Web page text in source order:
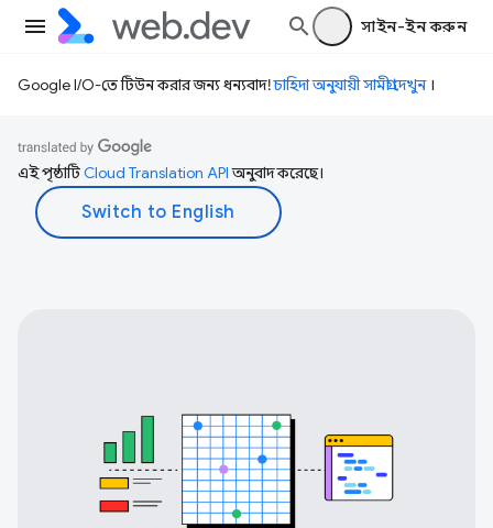
সাইন-ইন করুন
Google I/O-তে টিউন করার জন্য ধন্যবাদ!চাহিদা অনুযায়ী সামগ্রী দেখুন।
এই পৃষ্ঠাটিCloud Translation APIঅনুবাদ করেছে।